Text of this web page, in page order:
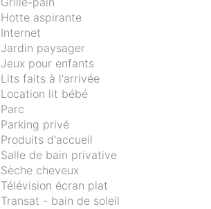
Hotte aspirante
Internet
Jardin paysager
Jeux pour enfants
Lits faits à l'arrivée
Location lit bébé
Parc
Parking privé
Produits d'accueil
Salle de bain privative
Sèche cheveux
Télévision écran plat
Transat - bain de soleil